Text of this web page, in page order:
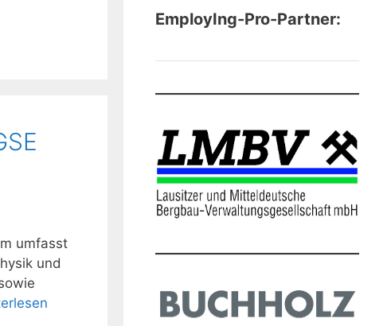
umfasst
und
EmployIng-Pro-Partner: